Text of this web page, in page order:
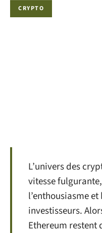
CRYPTO
L’univers des
vitesse
l’enthousiasme
investisseurs.
Ethereum restent